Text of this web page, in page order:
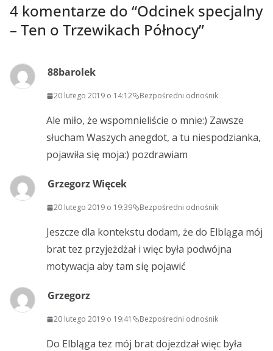
4 komentarze do “Odcinek specjalny
– Ten o Trzewikach Północy”
88barolek
20 lutego 2019 o 14:12 Bezpośredni odnośnik
Ale miło, że wspomnieliście o mnie:) Zawsze
słucham Waszych anegdot, a tu niespodzianka,
pojawiła się moja:) pozdrawiam
Grzegorz Więcek
20 lutego 2019 o 19:39 Bezpośredni odnośnik
Jeszcze dla kontekstu dodam, że do Elbląga mój
brat tez przyjeżdżał i więc była podwójna
motywacja aby tam się pojawić
Grzegorz
20 lutego 2019 o 19:41 Bezpośredni odnośnik
Do Elbląga tez mój brat dojezdzał więc była